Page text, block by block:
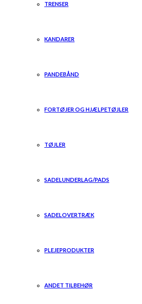
TRENSER
KANDARER
PANDEBÅND
FORTØJER OG HJÆLPETØJLER
TØJLER
SADELUNDERLAG/PADS
SADELOVERTRÆK
PLEJEPRODUKTER
ANDET TILBEHØR